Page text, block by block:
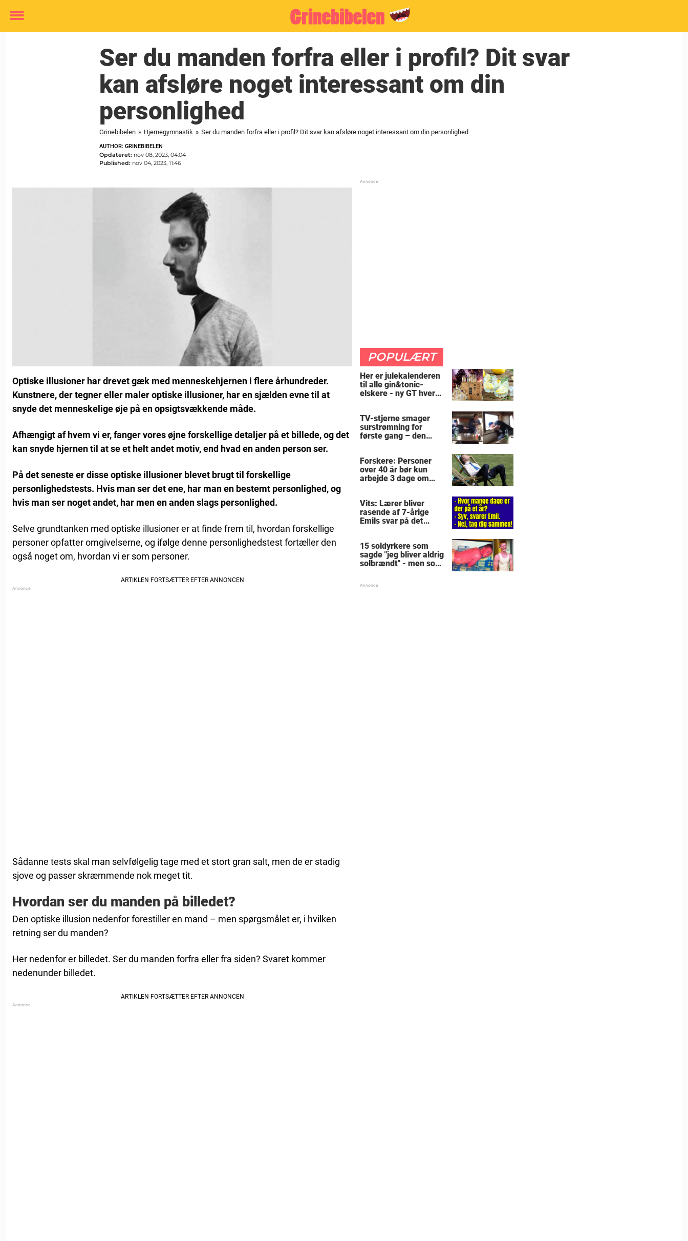
Toggle
Ser du manden forfra eller i profil? Dit svar
kan afsløre noget interessant om din
personlighed
Grinebibelen » Hjernegymnastik » Ser du manden forfra eller i profil? Dit svar kan afsløre noget interessant om din personlighed
AUTHOR: GRINEBIBELEN
Opdateret: nov 08, 2023, 04:04
Published: nov 04, 2023, 11:46
Optiske illusioner har drevet gæk med menneskehjernen i flere århundreder.
Kunstnere, der tegner eller maler optiske illusioner, har en sjælden evne til at
snyde det menneskelige øje på en opsigtsvækkende måde.
Afhængigt af hvem vi er, fanger vores øjne forskellige detaljer på et billede, og det
kan snyde hjernen til at se et helt andet motiv, end hvad en anden person ser.
På det seneste er disse optiske illusioner blevet brugt til forskellige
personlighedstests. Hvis man ser det ene, har man en bestemt personlighed, og
hvis man ser noget andet, har men en anden slags personlighed.
Selve grundtanken med optiske illusioner er at finde frem til, hvordan forskellige
personer opfatter omgivelserne, og ifølge denne personlighedstest fortæller den
også noget om, hvordan vi er som personer.
Sådanne tests skal man selvfølgelig tage med et stort gran salt, men de er stadig
sjove og passer skræmmende nok meget tit.
Hvordan ser du manden på billedet?
Den optiske illusion nedenfor forestiller en mand – men spørgsmålet er, i hvilken
retning ser du manden?
Her nedenfor er billedet. Ser du manden forfra eller fra siden? Svaret kommer
nedenunder billedet.
POPULÆRT
Her er julekalenderen
til alle gin&tonic-
elskere - ny GT hver
TV-stjerne smager
surstrømning for
første gang – den
skrige af grin
Forskere: Personer
over 40 år bør kun
arbejde 3 dage om
Vits: Lærer bliver
rasende af 7-årige
Emils svar på det
svar på tiltale er
genialt
15 soldyrkere som
sagde "jeg bliver aldrig
solbrændt" - men som